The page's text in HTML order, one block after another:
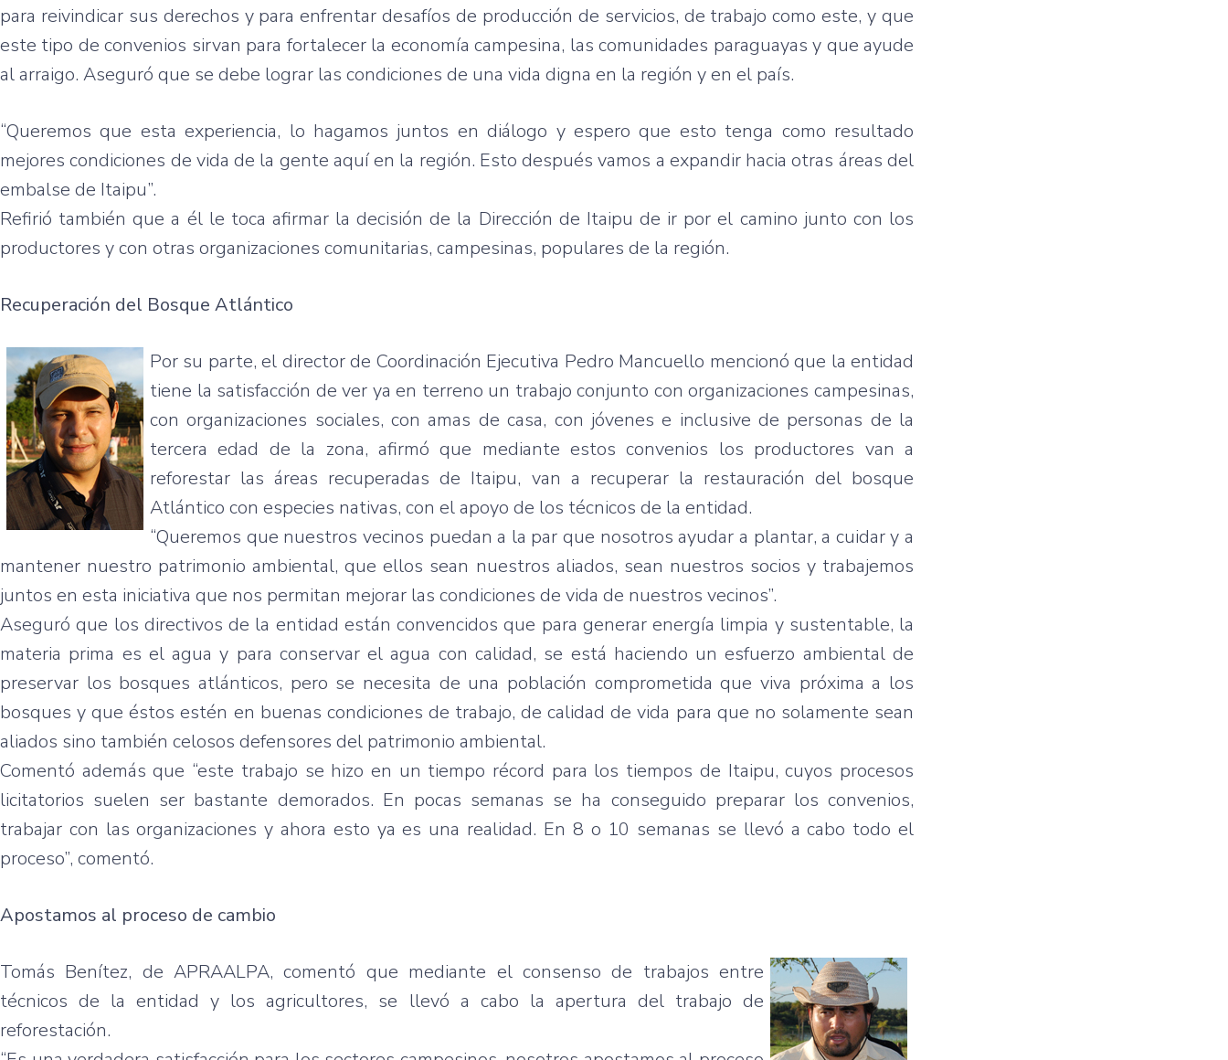
para reivindicar sus derechos y para enfrentar desafíos de producción de servicios, de trabajo como este, y que
este tipo de convenios sirvan para fortalecer la economía campesina, las comunidades paraguayas y que ayude
al arraigo. Aseguró que se debe lograr las condiciones de una vida digna en la región y en el país.
“Queremos que esta experiencia, lo hagamos juntos en diálogo y espero que esto tenga como resultado
mejores condiciones de vida de la gente aquí en la región. Esto después vamos a expandir hacia otras áreas del
embalse de Itaipu”.
Refirió también que a él le toca afirmar la decisión de la Dirección de Itaipu de ir por el camino junto con los
productores y con otras organizaciones comunitarias, campesinas, populares de la región.
Recuperación del Bosque Atlántico
Por su parte, el director de Coordinación Ejecutiva Pedro Mancuello mencionó que la entidad
tiene la satisfacción de ver ya en terreno un trabajo conjunto con organizaciones campesinas,
con organizaciones sociales, con amas de casa, con jóvenes e inclusive de personas de la
tercera edad de la zona, afirmó que mediante estos convenios los productores van a
reforestar las áreas recuperadas de Itaipu, van a recuperar la restauración del bosque
Atlántico con especies nativas, con el apoyo de los técnicos de la entidad.
“Queremos que nuestros vecinos puedan a la par que nosotros ayudar a plantar, a cuidar y a
mantener nuestro patrimonio ambiental, que ellos sean nuestros aliados, sean nuestros socios y trabajemos
juntos en esta iniciativa que nos permitan mejorar las condiciones de vida de nuestros vecinos”.
Aseguró que los directivos de la entidad están convencidos que para generar energía limpia y sustentable, la
materia prima es el agua y para conservar el agua con calidad, se está haciendo un esfuerzo ambiental de
preservar los bosques atlánticos, pero se necesita de una población comprometida que viva próxima a los
bosques y que éstos estén en buenas condiciones de trabajo, de calidad de vida para que no solamente sean
aliados sino también celosos defensores del patrimonio ambiental.
Comentó además que “este trabajo se hizo en un tiempo récord para los tiempos de Itaipu, cuyos procesos
licitatorios suelen ser bastante demorados. En pocas semanas se ha conseguido preparar los convenios,
trabajar con las organizaciones y ahora esto ya es una realidad. En 8 o 10 semanas se llevó a cabo todo el
proceso”, comentó.
Apostamos al proceso de cambio
Tomás Benítez, de APRAALPA, comentó que mediante el consenso de trabajos entre
técnicos de la entidad y los agricultores, se llevó a cabo la apertura del trabajo de
reforestación.